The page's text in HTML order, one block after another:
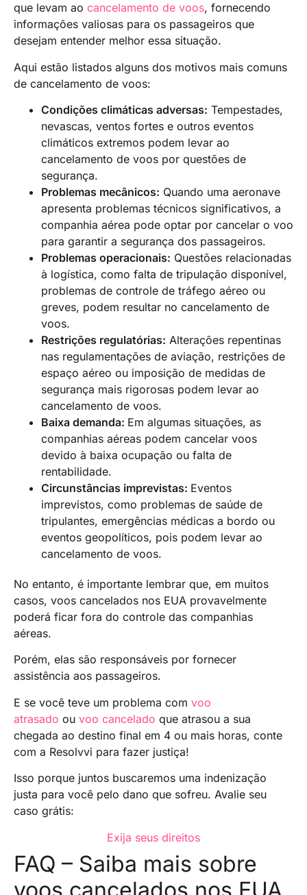
que levam ao cancelamento de voos, fornecendo
informações valiosas para os passageiros que
desejam entender melhor essa situação.
Aqui estão listados alguns dos motivos mais comuns
de cancelamento de voos:
Condições climáticas adversas: Tempestades,
nevascas, ventos fortes e outros eventos
climáticos extremos podem levar ao
cancelamento de voos por questões de
segurança.
Problemas mecânicos: Quando uma aeronave
apresenta problemas técnicos significativos, a
companhia aérea pode optar por cancelar o voo
para garantir a segurança dos passageiros.
Problemas operacionais: Questões relacionadas
à logística, como falta de tripulação disponível,
problemas de controle de tráfego aéreo ou
greves, podem resultar no cancelamento de
voos.
Restrições regulatórias: Alterações repentinas
nas regulamentações de aviação, restrições de
espaço aéreo ou imposição de medidas de
segurança mais rigorosas podem levar ao
cancelamento de voos.
Baixa demanda: Em algumas situações, as
companhias aéreas podem cancelar voos
devido à baixa ocupação ou falta de
rentabilidade.
Circunstâncias imprevistas: Eventos
imprevistos, como problemas de saúde de
tripulantes, emergências médicas a bordo ou
eventos geopolíticos, pois podem levar ao
cancelamento de voos.
No entanto, é importante lembrar que, em muitos
casos, voos cancelados nos EUA provavelmente
poderá ficar fora do controle das companhias
aéreas.
Porém, elas são responsáveis por fornecer
assistência aos passageiros.
E se você teve um problema com voo
atrasado ou voo cancelado que atrasou a sua
chegada ao destino final em 4 ou mais horas, conte
com a Resolvvi para fazer justiça!
Isso porque juntos buscaremos uma indenização
justa para você pelo dano que sofreu. Avalie seu
caso grátis:
Exija seus direitos
FAQ – Saiba mais sobre
voos cancelados nos EUA